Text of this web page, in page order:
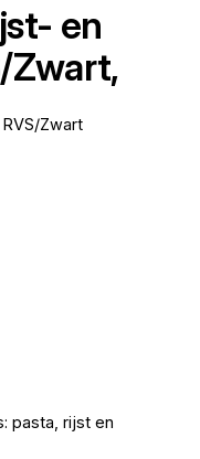
en
Zwart,
Zwart
pasta, rijst en